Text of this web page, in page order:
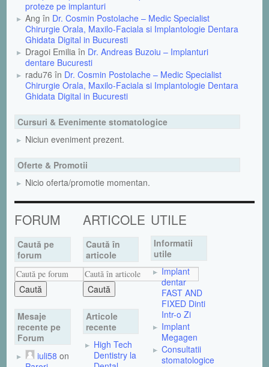
proteze pe implanturi
Ang în Dr. Cosmin Postolache – Medic Specialist
Chirurgie Orala, Maxilo-Faciala si Implantologie Dentara
Ghidata Digital in Bucuresti
Dragoi Emilia în Dr. Andreas Buzoiu – Implanturi
dentare Bucuresti
radu76 în Dr. Cosmin Postolache – Medic Specialist
Chirurgie Orala, Maxilo-Faciala si Implantologie Dentara
Ghidata Digital in Bucuresti
Cursuri & Evenimente stomatologice
Niciun eveniment prezent.
Oferte & Promotii
Nicio oferta/promotie momentan.
FORUM
Caută pe
forum
Mesaje
recente pe
Forum
iuli58 on
ARTICOLE
Caută în
articole
Articole
recente
High Tech
Dentistry la
UTILE
Informatii
utile
Implant
dentar
FAST AND
FIXED Dinti
Intr-o Zi
Implant
Megagen
Consultatii
stomatologice